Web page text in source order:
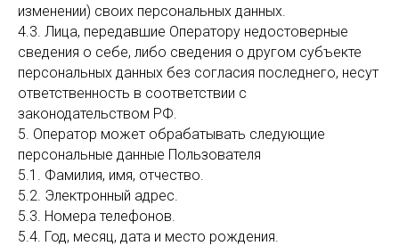
изменении) своих персональных данных.
4.3. Лица, передавшие Оператору недостоверные
сведения о себе, либо сведения о другом субъекте
персональных данных без согласия последнего, несут
ответственность в соответствии с
законодательством РФ.
5. Оператор может обрабатывать следующие
персональные данные Пользователя
5.1. Фамилия, имя, отчество.
5.2. Электронный адрес.
5.3. Номера телефонов.
5.4. Год, месяц, дата и место рождения.